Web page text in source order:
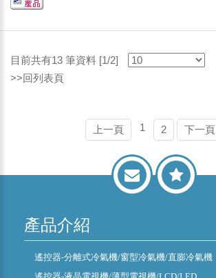
目前共有13 筆資料 [1/2]
>>回列表頁
上一頁 1 2 下一頁
產品介紹
遙控器-分離式冷氣機/窗型冷氣機/直膨冷氣機